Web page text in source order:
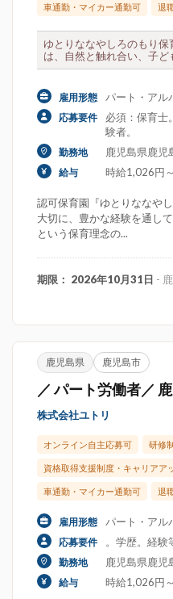
車通勤・マイカー通勤可 退
ゆとりななやしろのもり
は、自然と触れ合い、子ど
雇用形態 パート・アル
応募要件
必須：保育士
験者。
勤務地 鹿児島県鹿
給与 時給1,026円
認可保育園『ゆとりななや
大切に、豊かな経験を通し
という保育理念の...
期限： 2026年10月31日 -
鹿児島県 鹿児島市
／ パート労働者／
株式会社ユトリ
オンライン自主応募可 研修
資格取得支援制度・キャリアア
車通勤・マイカー通勤可 退
雇用形態 パート・アル
応募要件 。学歴。経験
勤務地 鹿児島県鹿
給与 時給1,026円